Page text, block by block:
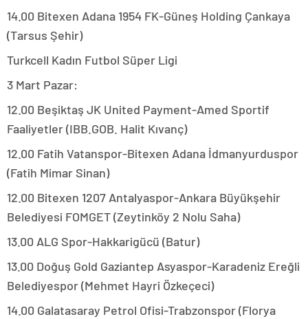
14.00 Bitexen Adana 1954 FK-Güneş Holding Çankaya
(Tarsus Şehir)
Turkcell Kadın Futbol Süper Ligi
3 Mart Pazar:
12.00 Beşiktaş JK United Payment-Amed Sportif
Faaliyetler (IBB.GOB. Halit Kıvanç)
12.00 Fatih Vatanspor-Bitexen Adana İdmanyurduspor
(Fatih Mimar Sinan)
12.00 Bitexen 1207 Antalyaspor-Ankara Büyükşehir
Belediyesi FOMGET (Zeytinköy 2 Nolu Saha)
13.00 ALG Spor-Hakkarigücü (Batur)
13.00 Doğuş Gold Gaziantep Asyaspor-Karadeniz Ereğli
Belediyespor (Mehmet Hayri Özkeçeci)
14.00 Galatasaray Petrol Ofisi-Trabzonspor (Florya